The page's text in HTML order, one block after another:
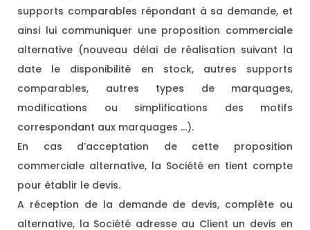
supports comparables répondant à sa demande, et
ainsi lui communiquer une proposition commerciale
alternative (nouveau délai de réalisation suivant la
date le disponibilité en stock, autres supports
comparables, autres types de marquages,
modifications ou simplifications des motifs
correspondant aux marquages …).
En cas d’acceptation de cette proposition
commerciale alternative, la Société en tient compte
pour établir le devis.
A réception de la demande de devis, complète ou
alternative, la Société adresse au Client un devis en